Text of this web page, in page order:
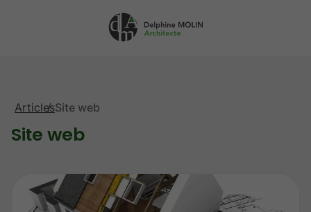
dm
A
ArticlesSite web
Site web